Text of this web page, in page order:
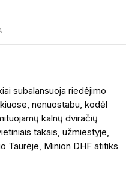
subalansuoja riedėjimo
nenuostabu, kodėl
kalnų dviračių
takais, užmiestyje,
Taurėje, Minion DHF atitiks